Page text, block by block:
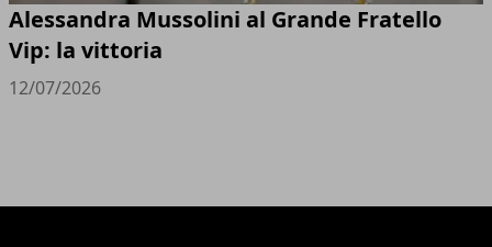
Alessandra Mussolini al Grande Fratello
Vip: la vittoria
12/07/2026